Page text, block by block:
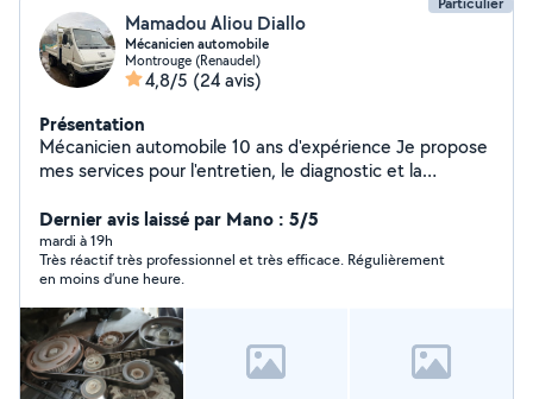
Mamadou Aliou Diallo
Mécanicien automobile
Montrouge (Renaudel)
4,8/5 (24 avis)
Présentation
Mécanicien automobile 10 ans d'expérience Je propose
mes services pour l'entretien, le diagnostic et la
confondues. Prestations proposées : Diagnostic
complet Vidange & entretien régulier Freins
(plaquettes, disques) Amortisseurs / suspension
Échappement Batterie & alternateur Courroie de
distribution Recherche de pannes Pré-contrôle
technique Déplacement possible selon localisation
Pourquoi me choisir ? 10 ans d'expérience dans la
mécanique automobile Travail soigné, rapide et sérieux
Dernier avis laissé par Mano : 5/5
mardi à 19h
Très réactif très professionnel et très efficace. Régulièrement
en moins d’une heure.